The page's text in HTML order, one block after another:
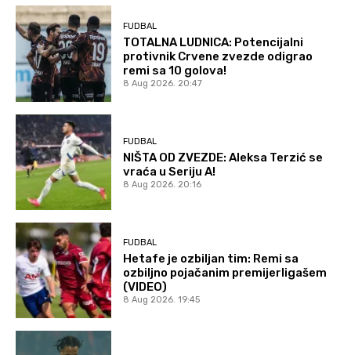
FUDBAL
TOTALNA LUDNICA: Potencijalni
protivnik Crvene zvezde odigrao
remi sa 10 golova!
8 Aug 2026. 20:47
FUDBAL
NIŠTA OD ZVEZDE: Aleksa Terzić se
vraća u Seriju A!
8 Aug 2026. 20:16
FUDBAL
Hetafe je ozbiljan tim: Remi sa
ozbiljno pojačanim premijerligašem
(VIDEO)
8 Aug 2026. 19:45